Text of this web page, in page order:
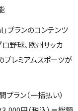
プランのコンテンツ
野球、欧州サッカ
プレミアムスポーツが
ラン（一括払い）